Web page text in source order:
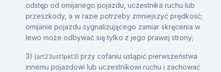
odstęp od omijanego pojazdu, uczestnika ruchu lub
przeszkody, a w razie potrzeby zmniejszyć prędkość;
omijanie pojazdu sygnalizującego zamiar skręcenia w
lewo może odbywać się tylko z jego prawej strony;
3) (art23ust1pkt3) przy cofaniu ustąpić pierwszeństwa
innemu pojazdowi lub uczestnikowi ruchu i zachować